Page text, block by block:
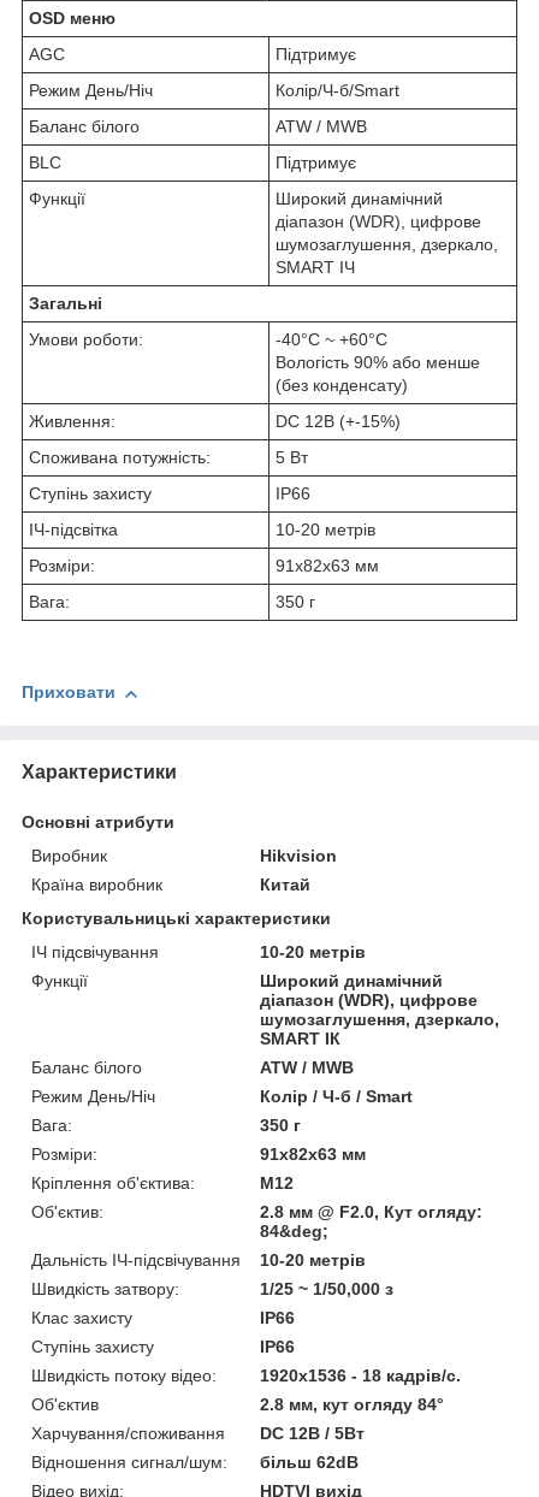
OSD меню
AGC
Підтримує
Режим День/Ніч
Колір/Ч-б/Smart
Баланс білого
ATW / MWB
BLC
Підтримує
Функції
Широкий динамічний
діапазон (WDR), цифрове
шумозаглушення, дзеркало,
SMART ІЧ
Загальні
Умови роботи:
-40°C ~ +60°C
Вологість 90% або менше
(без конденсату)
Живлення:
DC 12В (+-15%)
Споживана потужність:
5 Вт
Ступінь захисту
IP66
ІЧ-підсвітка
10-20 метрів
Розміри:
91х82х63 мм
Вага:
350 г
Приховати
Характеристики
Основні атрибути
Виробник
Hikvision
Країна виробник
Китай
Користувальницькі характеристики
ІЧ підсвічування
10-20 метрів
Функції
Широкий динамічний
діапазон (WDR), цифрове
шумозаглушення, дзеркало,
SMART ІК
Баланс білого
ATW / MWB
Режим День/Ніч
Колір / Ч-б / Smart
Вага:
350 г
Розміри:
91х82х63 мм
Кріплення об'єктива:
М12
Об'єктив:
2.8 мм @ F2.0, Кут огляду:
84&deg;
Дальність ІЧ-підсвічування
10-20 метрів
Швидкість затвору:
1/25 ~ 1/50,000 з
Клас захисту
IP66
Ступінь захисту
IP66
Швидкість потоку відео:
1920х1536 - 18 кадрів/с.
Об'єктив
2.8 мм, кут огляду 84°
Харчування/споживання
DC 12В / 5Вт
Відношення сигнал/шум:
більш 62dB
Відео вихід:
HDTVI вихід